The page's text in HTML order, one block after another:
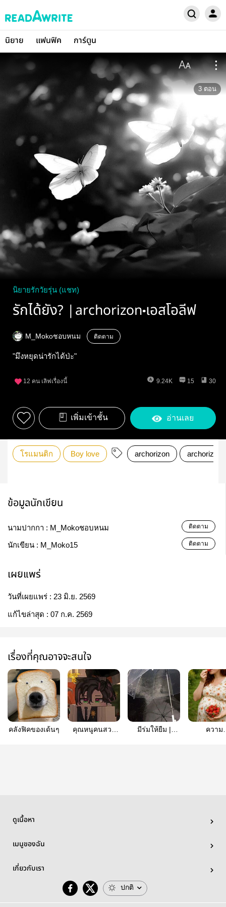
นิยาย แฟนฟิค การ์ตูน
3 ตอน
นิยายรักวัยรุ่น (แชท)
รักได้ยัง? |archorizon•เอสโอลีฟ
M_Mokoชอบหนม ติดตาม
"มึงหยุดน่ารักได้ป่ะ"
12 คน เลิฟเรื่องนี้ 9.24K 15 30
เพิ่มเข้าชั้น อ่านเลย
โรแมนติก Boy love archorizon archorizon
ข้อมูลนักเขียน
นามปากกา : M_Mokoชอบหนม ติดตาม
นักเขียน : M_Moko15 ติดตาม
เผยแพร่
วันที่เผยแพร่ : 23 มิ.ย. 2569
แก้ไขล่าสุด : 07 ก.ค. 2569
เรื่องที่คุณอาจจะสนใจ
คลังฟิคของเด้นๆ
คุณหนูคนสวย
มีร่มให้ยืม |
ความ
ดูเนื้อหา
เมนูของฉัน
เกี่ยวกับเรา
ปกติ